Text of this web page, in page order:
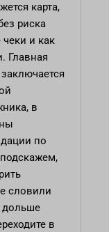
карта,
риска
чеки и как
Главная
в
по
словили
дольше
в